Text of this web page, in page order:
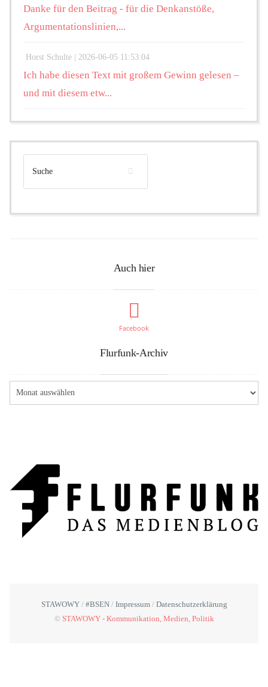
Danke für den Beitrag - für die Denkanstöße,
Argumentationslinien,...
Horst Schulte | 2026-06-05 11:53:04
Ich habe diesen Text mit großem Gewinn gelesen –
und mit diesem etw...
Auch hier
Facebook
Flurfunk-Archiv
STAWOWY #BSEN Impressum
Datenschutzerklärung
© STAWOWY - Kommunikation, Medien, Politik